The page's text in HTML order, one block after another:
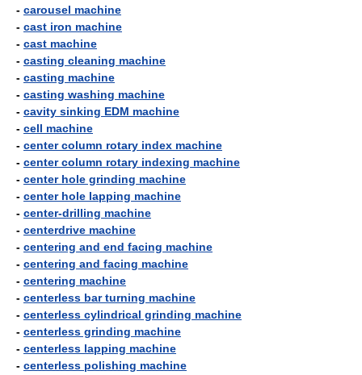
- carousel machine
- cast iron machine
- cast machine
- casting cleaning machine
- casting machine
- casting washing machine
- cavity sinking EDM machine
- cell machine
- center column rotary index machine
- center column rotary indexing machine
- center hole grinding machine
- center hole lapping machine
- center-drilling machine
- centerdrive machine
- centering and end facing machine
- centering and facing machine
- centering machine
- centerless bar turning machine
- centerless cylindrical grinding machine
- centerless grinding machine
- centerless lapping machine
- centerless polishing machine